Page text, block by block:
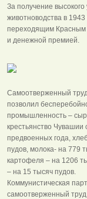
За получение
животноводства в
переходящим Красным
и денежной премией.
Самоотверженный труд
позволил
промышленность –
крестьянство Чувашии
предвоенных года,
пудов, молока- на 779
картофеля – на 1206
– на 15 тысяч пудов.
Коммунистическая
самоотверженный труд